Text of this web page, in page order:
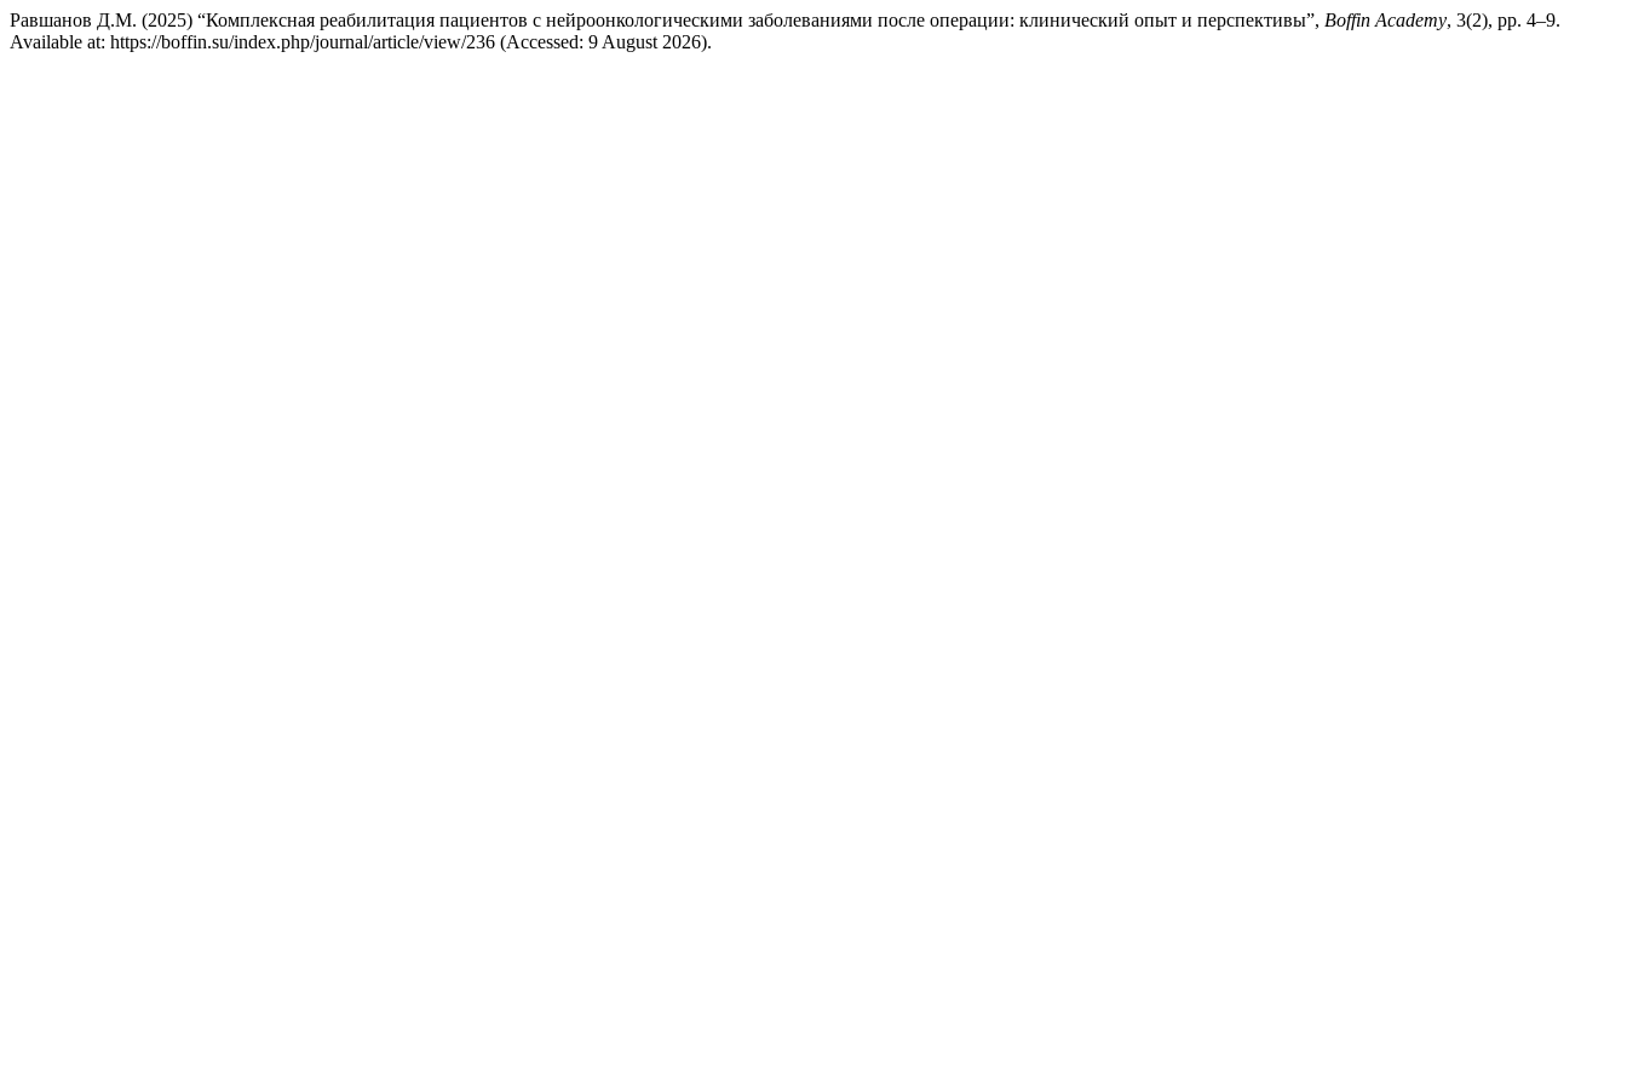
Равшанов Д.М. (2025) “Комплексная реабилитация пациентов с нейроонкологическими заболеваниями после операции: клинический опыт и перспективы”, Boffin Academy, 3(2), pp. 4–9.
Available at: https://boffin.su/index.php/journal/article/view/236 (Accessed: 9 August 2026).